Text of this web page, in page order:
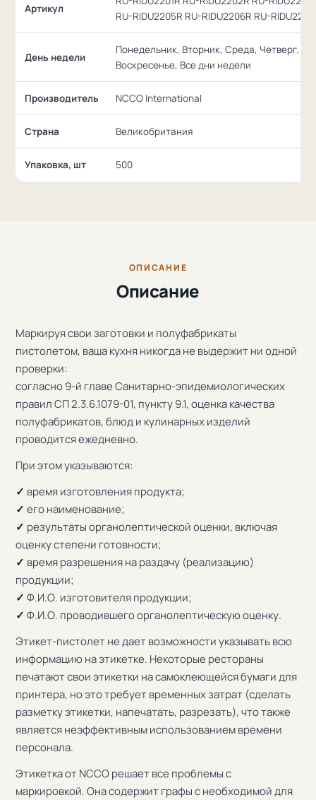
Артикул
RU-RIDU2205R RU-RIDU2206R RU-
День недели
Понедельник, Вторник, Среда, Четверг,
Воскресенье, Все дни недели
Производитель NCCO International
Страна Великобритания
Упаковка, шт 500
ОПИСАНИЕ
Описание
Маркируя свои заготовки и полуфабрикаты
пистолетом, ваша кухня никогда не выдержит ни одной
проверки:
согласно 9-й главе Санитарно-эпидемиологических
правил СП 2.3.6.1079-01, пункту 9.1, оценка качества
полуфабрикатов, блюд и кулинарных изделий
проводится ежедневно.
При этом указываются:
✓ время изготовления продукта;
✓ его наименование;
✓ результаты органолептической оценки, включая
оценку степени готовности;
✓ время разрешения на раздачу (реализацию)
продукции;
✓ Ф.И.О. изготовителя продукции;
✓ Ф.И.О. проводившего органолептическую оценку.
Этикет-пистолет не дает возможности указывать всю
информацию на этикетке. Некоторые рестораны
печатают свои этикетки на самоклеющейся бумаги для
принтера, но это требует временных затрат (сделать
разметку этикетки, напечатать, разрезать), что также
является неэффективным использованием времени
персонала.
Этикетка от NCCO решает все проблемы с
маркировкой. Она содержит графы с необходимой для